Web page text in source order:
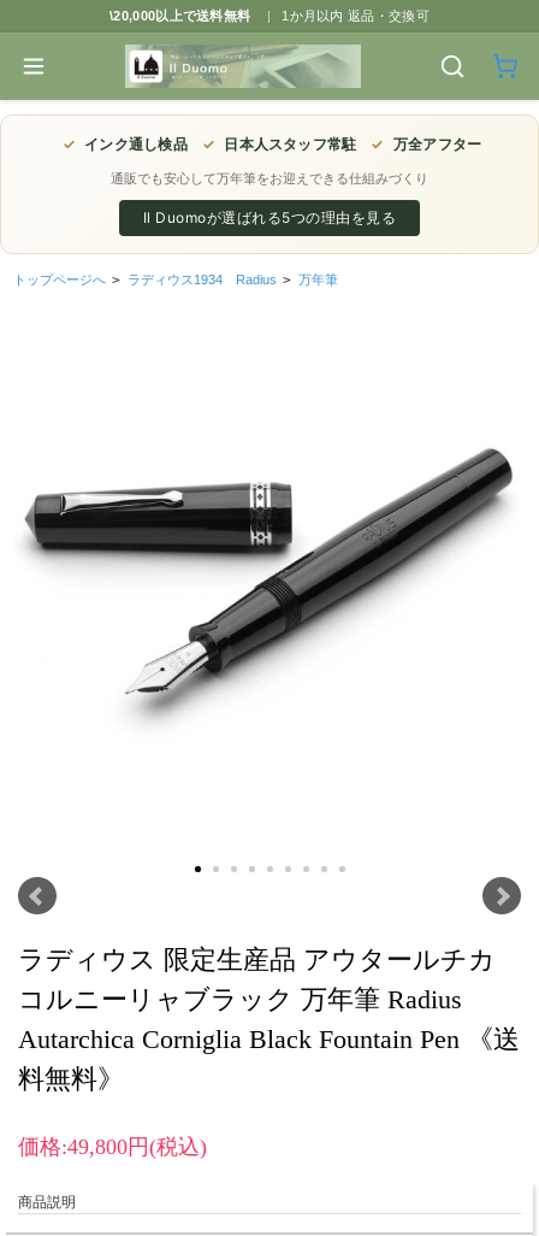
\20,000以上で送料無料 | 1か月以内 返品・交換可
✓ インク通し検品 ✓ 日本人スタッフ常駐 ✓ 万全アフター
通販でも安心して万年筆をお迎えできる仕組みづくり
Il Duomoが選ばれる5つの理由を見る
トップページへ > ラディウス1934 Radius > 万年筆
ラディウス 限定生産品 アウタールチカ
コルニーリャブラック 万年筆 Radius
Autarchica Corniglia Black Fountain Pen 《送
料無料》
価格:49,800円(税込)
商品説明